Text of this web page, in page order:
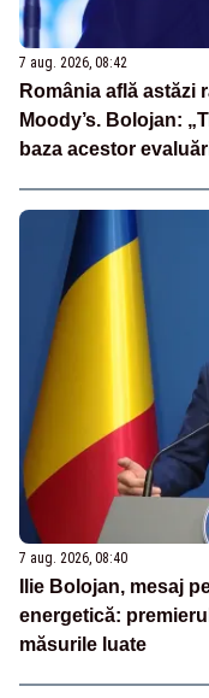
7 aug. 2026, 08:42
România află astăzi
Moody’s. Bolojan:
baza acestor
7 aug. 2026, 08:40
Ilie Bolojan, mesaj
energetică:
măsurile luate